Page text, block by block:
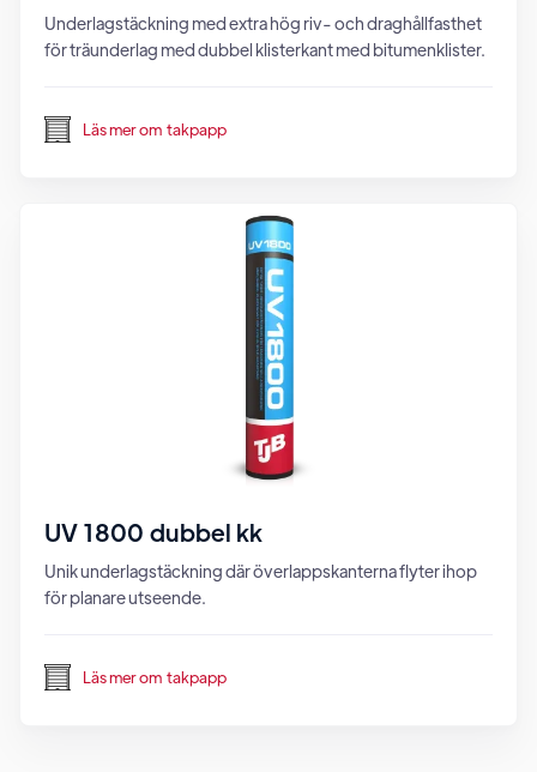
Underlagstäckning med extra hög riv- och draghållfasthet
för träunderlag med dubbel klisterkant med bitumenklister.
Läs mer om takpapp
UV 1800 dubbel kk
Unik underlagstäckning där överlappskanterna flyter ihop
för planare utseende.
Läs mer om takpapp